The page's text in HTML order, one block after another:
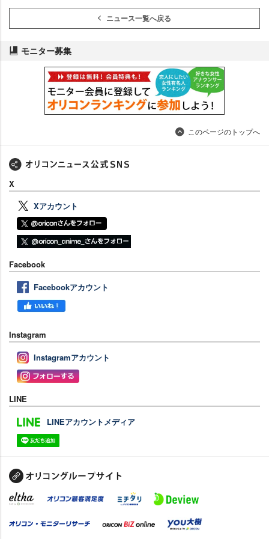
ニュース一覧へ戻る
モニター募集
このページのトップへ
X
Xアカウント
Facebook
Facebookアカウント
Instagram
Instagramアカウント
LINE
LINEアカウントメディア